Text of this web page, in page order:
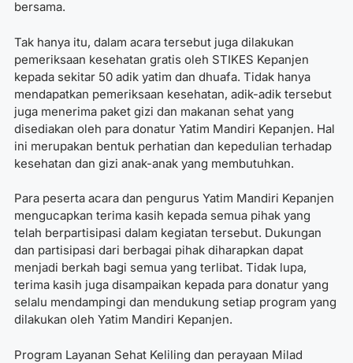
bersama.
Tak hanya itu, dalam acara tersebut juga dilakukan
pemeriksaan kesehatan gratis oleh STIKES Kepanjen
kepada sekitar 50 adik yatim dan dhuafa. Tidak hanya
mendapatkan pemeriksaan kesehatan, adik-adik tersebut
juga menerima paket gizi dan makanan sehat yang
disediakan oleh para donatur Yatim Mandiri Kepanjen. Hal
ini merupakan bentuk perhatian dan kepedulian terhadap
kesehatan dan gizi anak-anak yang membutuhkan.
Para peserta acara dan pengurus Yatim Mandiri Kepanjen
mengucapkan terima kasih kepada semua pihak yang
telah berpartisipasi dalam kegiatan tersebut. Dukungan
dan partisipasi dari berbagai pihak diharapkan dapat
menjadi berkah bagi semua yang terlibat. Tidak lupa,
terima kasih juga disampaikan kepada para donatur yang
selalu mendampingi dan mendukung setiap program yang
dilakukan oleh Yatim Mandiri Kepanjen.
Program Layanan Sehat Keliling dan perayaan Milad